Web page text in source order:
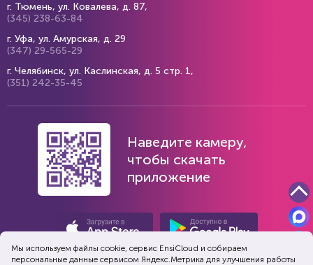
г. Тюмень, ул. Ковалева, д. 87,
(345) 238-63-84
г. Уфа, ул. Амурская, д. 29
(347) 29-565-29
г. Челябинск, ул. Каслинская, д. 5 стр. 1,
(351) 242-35-45
Наведите камеру,
чтобы скачать
приложение
Мы используем файлы cookie, сервис EnsiСloud и собираем
персональные данные сервисом Яндекс.Метрика для улучшения работы